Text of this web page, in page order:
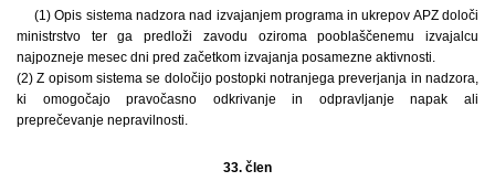
(1) Opis sistema nadzora nad izvajanjem programa in ukrepov APZ določi
ministrstvo ter ga predloži zavodu oziroma pooblaščenemu izvajalcu
najpozneje mesec dni pred začetkom izvajanja posamezne aktivnosti.
(2) Z opisom sistema se določijo postopki notranjega preverjanja in nadzora,
ki omogočajo pravočasno odkrivanje in odpravljanje napak ali
preprečevanje nepravilnosti.
33. člen